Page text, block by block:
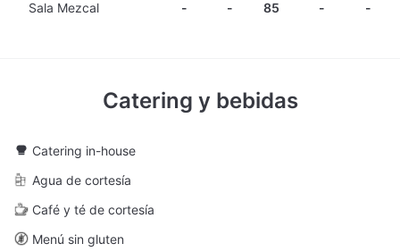
Sala Mezcal - - 85 - -
Catering y bebidas
Catering in-house
Agua de cortesía
Café y té de cortesía
Menú sin gluten